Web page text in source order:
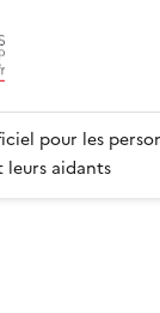
pour les
aidants